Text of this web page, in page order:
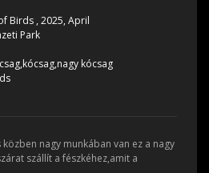
Birds , 2025, April
Park
kócsag
nagy munkában van ez a nagy
szállít a fészkéhez,amit a